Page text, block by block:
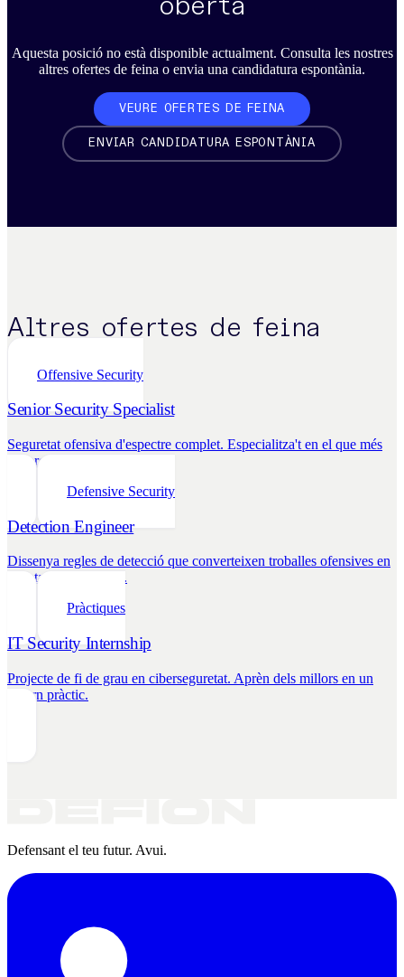
oberta
Aquesta posició no està disponible actualment. Consulta les nostres
altres ofertes de feina o envia una candidatura espontània.
VEURE OFERTES DE FEINA
ENVIAR CANDIDATURA ESPONTÀNIA
Altres ofertes de feina
Offensive Security
Senior Security Specialist
Seguretat ofensiva d'espectre complet. Especialitza't en el que més
t'interessi.
Defensive Security
Detection Engineer
Dissenya regles de detecció que converteixen troballes ofensives en
avantatges defensius.
Pràctiques
IT Security Internship
Projecte de fi de grau en ciberseguretat. Aprèn dels millors en un
entorn pràctic.
Defensant el teu futur. Avui.